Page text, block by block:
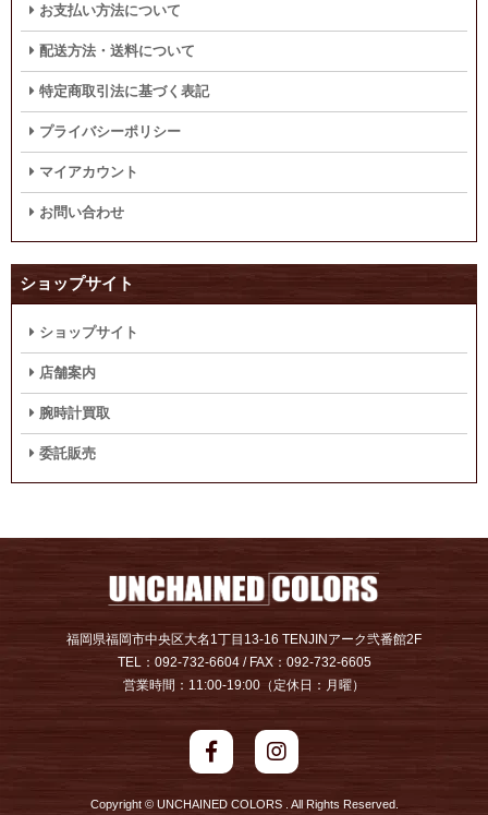
お支払い方法について
配送方法・送料について
特定商取引法に基づく表記
プライバシーポリシー
マイアカウント
お問い合わせ
ショップサイト
ショップサイト
店舗案内
腕時計買取
委託販売
福岡県福岡市中央区大名1丁目13-16 TENJINアーク弐番館2F
TEL：092-732-6604 / FAX：092-732-6605
営業時間：11:00-19:00（定休日：月曜）
Copyright © UNCHAINED COLORS . All Rights Reserved.